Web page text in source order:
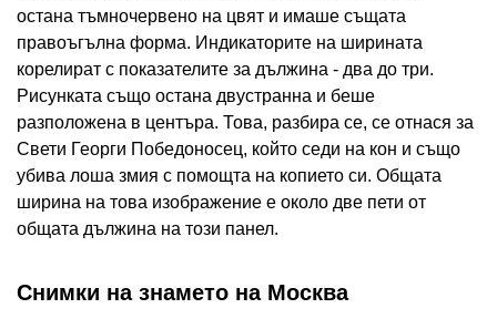
остана тъмночервено на цвят и имаше същата
правоъгълна форма. Индикаторите на ширината
корелират с показателите за дължина - два до три.
Рисунката също остана двустранна и беше
разположена в центъра. Това, разбира се, се отнася за
Свети Георги Победоносец, който седи на кон и също
убива лоша змия с помощта на копието си. Общата
ширина на това изображение е около две пети от
общата дължина на този панел.
Снимки на знамето на Москва